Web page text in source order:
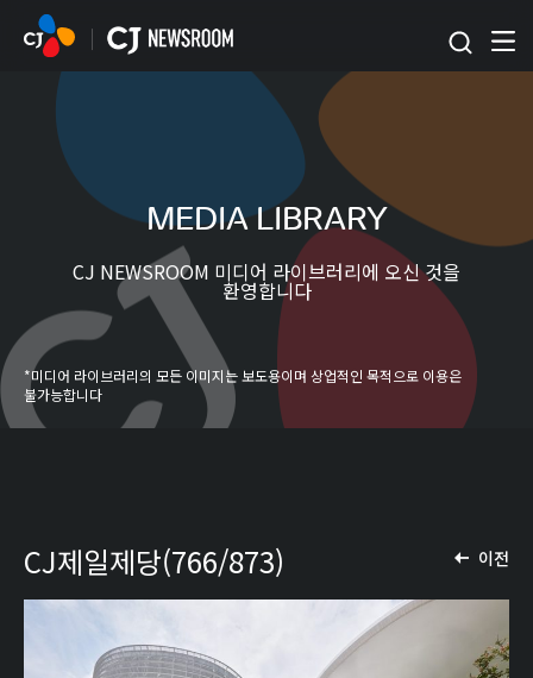
본문 바로가기
MEDIA LIBRARY
CJ NEWSROOM 미디어 라이브러리에 오신 것을
환영합니다
*미디어 라이브러리의 모든 이미지는 보도용이며 상업적인 목적으로 이용은
불가능합니다
이전
CJ제일제당(766/873)